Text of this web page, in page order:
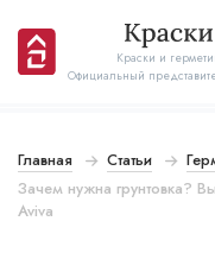
Краски и
Официальный
Главная Статьи
Зачем нужна грунтовка?
Aviva